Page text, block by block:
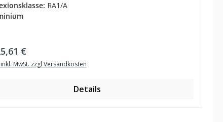
RA1/A
Preis:
€
MwSt. zzgl Versandkosten
Details